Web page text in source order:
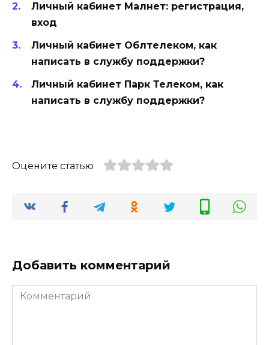
Личный кабинет Малнет: регистрация,
вход
Личный кабинет Облтелеком, как
написать в службу поддержки?
Личный кабинет Парк Телеком, как
написать в службу поддержки?
Оцените статью
Добавить комментарий
Комментарий